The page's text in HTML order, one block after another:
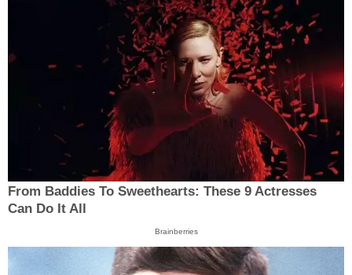
From Baddies To Sweethearts: These 9 Actresses
Can Do It All
Brainberries